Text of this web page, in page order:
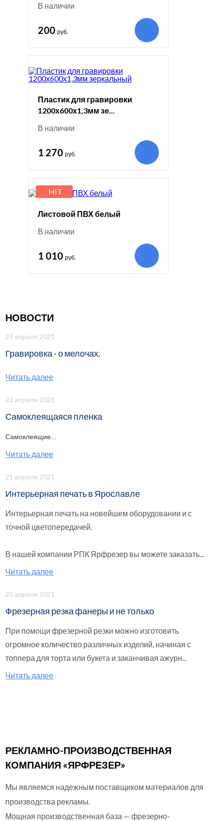
В наличии
200 руб.
Пластик для гравировки
1200х600х1,3мм зе...
В наличии
1 270 руб.
HIT
Листовой ПВХ белый
В наличии
1 010 руб.
НОВОСТИ
27 апреля 2021
Гравировка - о мелочах.
Читать далее
23 апреля 2021
Самоклеящаяся пленка
Самоклеящие...
Читать далее
21 апреля 2021
Интерьерная печать в Ярославле
Интерьерная печать на новейшем оборудовании и с
точной цветопередачей.
В нашей компании РПК Ярфрезер вы можете заказать...
Читать далее
20 апреля 2021
Фрезерная резка фанеры и не только
При помощи фрезерной резки можно изготовить
огромное количество различных изделий, начиная с
топпера для торта или букета и заканчивая ажурн...
Читать далее
РЕКЛАМНО-ПРОИЗВОДСТВЕННАЯ
КОМПАНИЯ «ЯРФРЕЗЕР»
Мы являемся надежным поставщиком материалов для
производства рекламы.
Мощная производственная база — фрезерно-